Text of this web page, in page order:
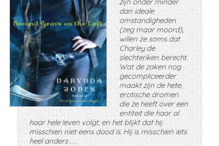
dan ideale
omstandigheden
(zeg maar moord),
willen ze soms dat
Charley de
slechteriken berecht.
Wat de zaken nog
gecompliceerder
maakt zijn de hete,
erotische dromen
die ze heeft over een
entiteit die haar al
haar hele leven volgt, en het blijkt dat hij
misschien niet eens dood is. Hij is misschien iets
heel anders . . .